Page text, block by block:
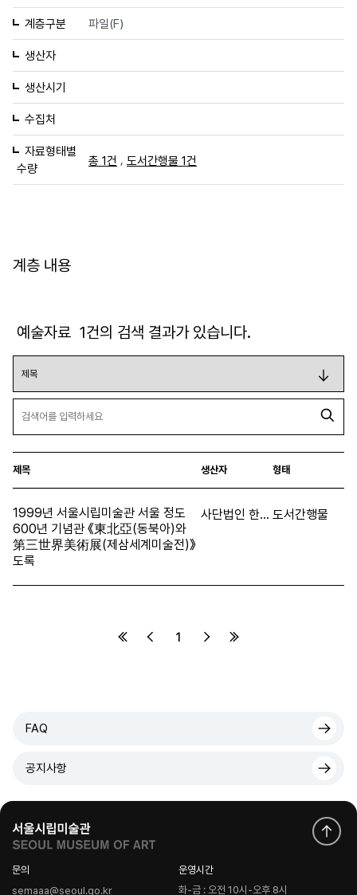
계층구분 파일(F)
생산자
생산시기
수집처
자료형태별
수량
총 1건 , 도서간행물 1건
계층 내용
예술자료 1건의 검색 결과가 있습니다.
제목 생산자 형태
1999년 서울시립미술관 서울 정도
600년 기념관 《東北亞(동북아)와
第三世界美術展(제삼세계미술전)》
도록
사단법인 한국민족예술인연합회 도서간행물
1
FAQ
공지사항
문의
semaaa@seoul.go.kr
운영시간
화-금 : 오전 10시-오후 8시